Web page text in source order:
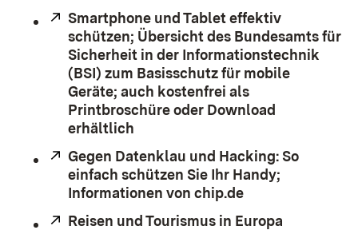
Extern:
Smartphone und Tablet effektiv
schützen; Übersicht des Bundesamts für
Sicherheit in der Informationstechnik
(BSI) zum Basisschutz für mobile
Geräte; auch kostenfrei als
Printbroschüre oder Download
erhältlich
Extern:
Gegen Datenklau und Hacking: So
einfach schützen Sie Ihr Handy;
Informationen von chip.de
Extern:
Reisen und Tourismus in Europa